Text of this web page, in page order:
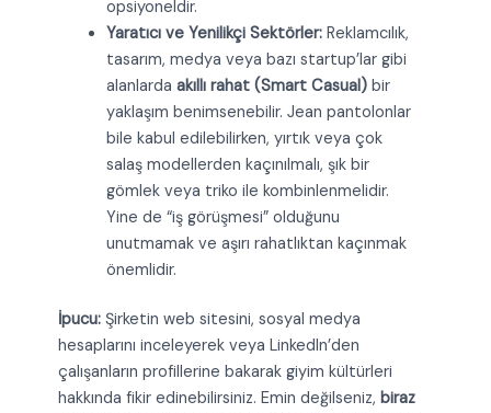
opsiyoneldir.
Yaratıcı ve Yenilikçi Sektörler:Reklamcılık,
tasarım, medya veya bazı startup’lar gibi
alanlarda akıllı rahat (Smart Casual)bir
yaklaşım benimsenebilir. Jean pantolonlar
bile kabul edilebilirken, yırtık veya çok
salaş modellerden kaçınılmalı, şık bir
gömlek veya triko ile kombinlenmelidir.
Yine de “iş görüşmesi” olduğunu
unutmamak ve aşırı rahatlıktan kaçınmak
önemlidir.
İpucu:Şirketin web sitesini, sosyal medya
hesaplarını inceleyerek veya LinkedIn’den
çalışanların profillerine bakarak giyim kültürleri
hakkında fikir edinebilirsiniz. Emin değilseniz, biraz